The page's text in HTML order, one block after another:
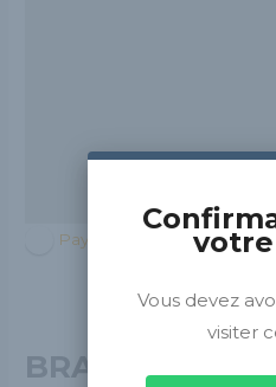
Pays de la Loire
BRASSERIE
Vous devez
visiter